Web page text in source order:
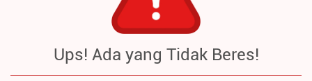
Ups! Ada yang Tidak Beres!